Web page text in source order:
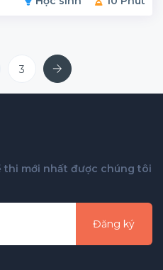
3 Next
mới nhất được chúng tôi
Đăng ký